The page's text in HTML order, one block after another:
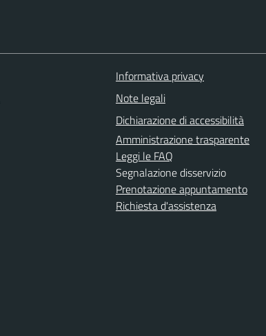
Informativa privacy
Note legali
Dichiarazione di accessibilità
Amministrazione trasparente
Leggi le FAQ
Segnalazione disservizio
Prenotazione appuntamento
Richiesta d'assistenza